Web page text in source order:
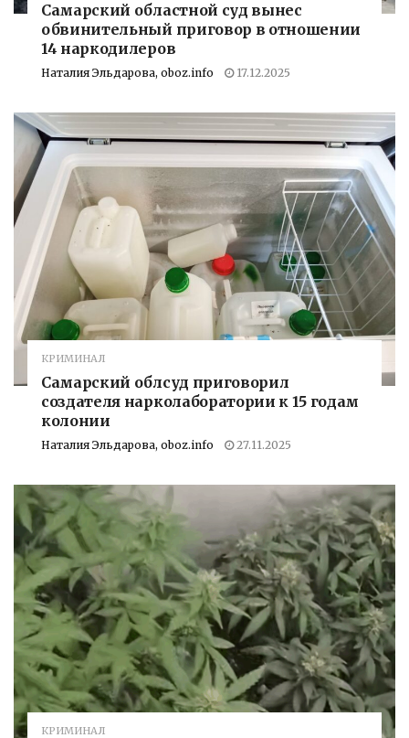
Самарский областной суд вынес
обвинительный приговор в отношении
14 наркодилеров
Наталия Эльдарова, oboz.info 17.12.2025
КРИМИНАЛ
Самарский облсуд приговорил
создателя нарколаборатории к 15 годам
колонии
Наталия Эльдарова, oboz.info 27.11.2025
КРИМИНАЛ